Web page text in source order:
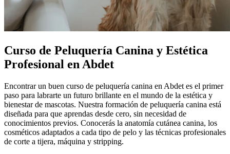
Curso de Peluquería Canina y Estética
Profesional en Abdet
Encontrar un buen curso de peluquería canina en Abdet es el primer
paso para labrarte un futuro brillante en el mundo de la estética y
bienestar de mascotas. Nuestra formación de peluquería canina está
diseñada para que aprendas desde cero, sin necesidad de
conocimientos previos. Conocerás la anatomía cutánea canina, los
cosméticos adaptados a cada tipo de pelo y las técnicas profesionales
de corte a tijera, máquina y stripping.